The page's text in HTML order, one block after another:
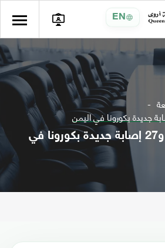
EN
الصحة.. حالتا وفاة و27 إصابة جديدة بكورونا في